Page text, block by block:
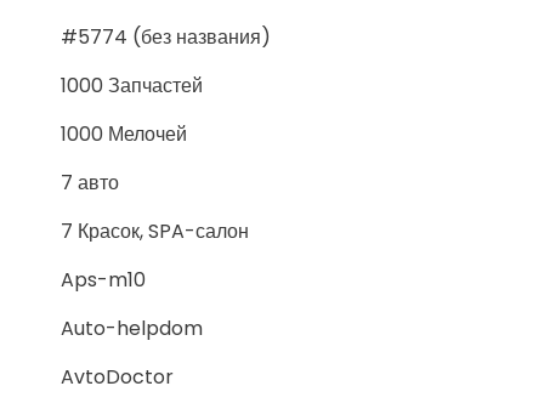
#5774 (без названия)
1000 Запчастей
1000 Мелочей
7 авто
7 Красок, SPA-салон
Aps-m10
Auto-helpdom
AvtoDoctor